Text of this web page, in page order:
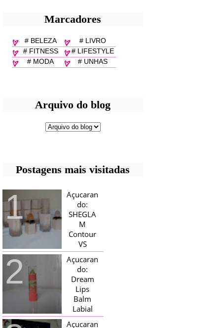
Marcadores
# BELEZA
# LIVRO
# FITNESS
# LIFESTYLE
# MODA
# UNHAS
Arquivo do blog
Postagens mais visitadas
Açucaran
do:
SHEGLA
M
Contour
VS
Bronzer!
HELLO AÇUCARADAS, E NESTE
MÊS CHEGOU AQUI EM CASA UMA
CAIXA RECHEADA DE SHEGLAM,
TINHA BLUSH, ILUMINADORES E
TODOS OS BRONZER E
CONTORNOS ...
Açucaran
do:
Dream
Lips
Balm
Labial
Magico
Açucaran